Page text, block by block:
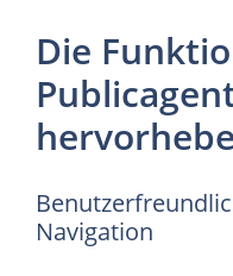
Die
Navigation